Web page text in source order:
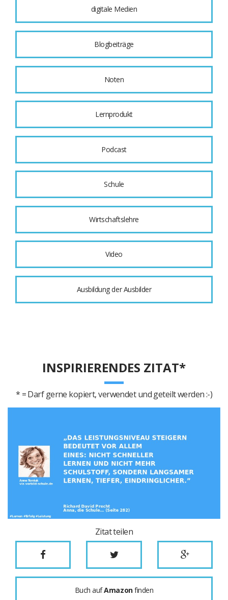
digitale Medien
Blogbeiträge
Noten
Lernprodukt
Podcast
Schule
Wirtschaftslehre
Video
Ausbildung der Ausbilder
INSPIRIERENDES ZITAT*
* = Darf gerne kopiert, verwendet und geteilt werden :-)
Zitat teilen
Buch aufAmazonfinden